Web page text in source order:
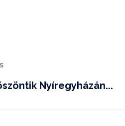
Nyíregyházán...